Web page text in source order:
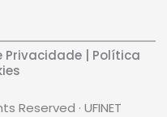
Privacidade | Política
Reserved · UFINET